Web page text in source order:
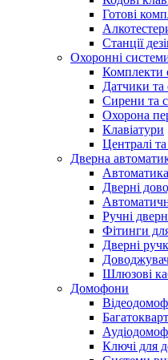
Готові
Станції
Охоронні
Комплекти
Датчики та
Сирени та
Охорона
Клавіатури
Централі
Дверна
Дверні
Ручні
Фітинги
Дверні
Шлюзові
Домофони
Ключі для